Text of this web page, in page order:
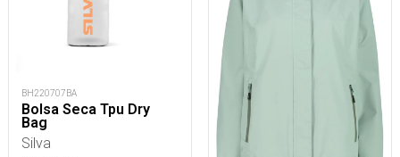
BH220707BA
Bolsa Seca Tpu Dry
Bag
Silva